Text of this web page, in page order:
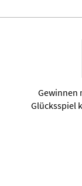
Gewinnen
Glücksspiel